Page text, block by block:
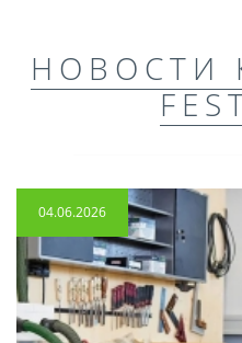
НОВОСТИ
04.06.2026